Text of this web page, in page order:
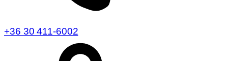
+36 30 411-6002